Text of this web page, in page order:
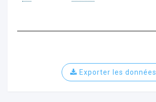
Exporter les données